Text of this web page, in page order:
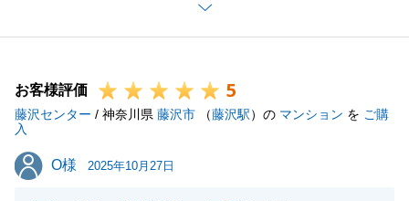
とを大変嬉しく思います。
リフォーム後、再度販売活動を行いますが、是非良い
今後もお気軽にご相談くださいませ。
お客様評価 5
藤沢センター / 神奈川県 藤沢市 （藤沢駅）の マンション を ご購
入
O様
O様 2025年10月27日